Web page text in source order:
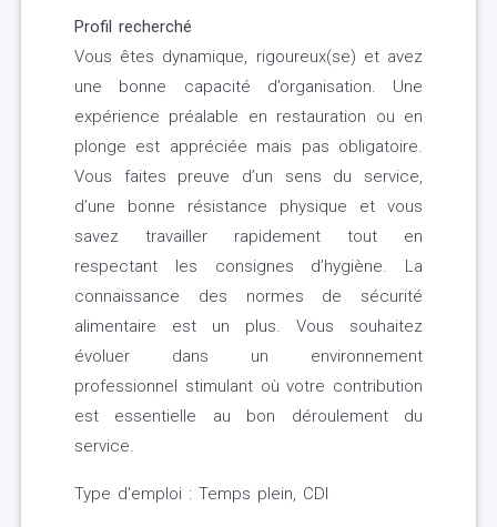
Profil recherché
Vous êtes dynamique, rigoureux(se) et avez
une bonne capacité d’organisation. Une
expérience préalable en restauration ou en
plonge est appréciée mais pas obligatoire.
Vous faites preuve d’un sens du service,
d’une bonne résistance physique et vous
savez travailler rapidement tout en
respectant les consignes d’hygiène. La
connaissance des normes de sécurité
alimentaire est un plus. Vous souhaitez
évoluer dans un environnement
professionnel stimulant où votre contribution
est essentielle au bon déroulement du
service.
Type d'emploi : Temps plein, CDI